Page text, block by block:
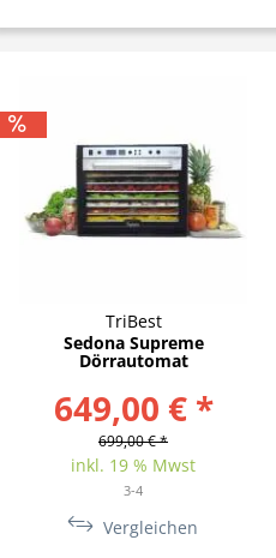
TriBest
Sedona Supreme
Dörrautomat
649,00 € *
699,00 € *
inkl. 19 % Mwst
3-4
Vergleichen